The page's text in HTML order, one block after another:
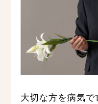
大切な方を病気